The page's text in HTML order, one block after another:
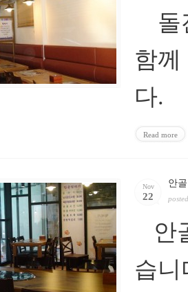
돌
함
다.
Read more
Nov
22
안
안
습